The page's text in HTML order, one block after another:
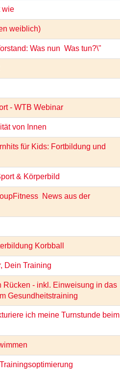
wie
weiblich)
Was nun  Was tun?\"
- WTB Webinar
von Innen
für Kids: Fortbildung und
& Körperbild
 News aus der
Korbball
Dein Training
Rücken - inkl. Einweisung in das
Gesundheitstraining
ich meine Turnstunde beim